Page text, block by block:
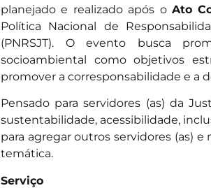
planejado e realizado após oAto
Política Nacional de
(PNRSJT). O evento busca
socioambiental como objetivos
promover a corresponsabilidade e a
Pensado para servidores (as) da
sustentabilidade, acessibilidade,
para agregar outros servidores (as)
temática.
Serviço